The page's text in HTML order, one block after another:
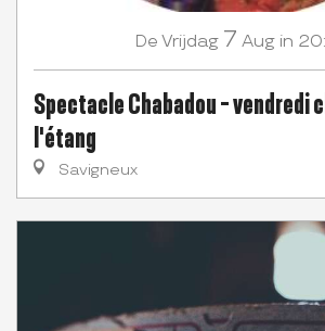
De Vrijdag 7 Aug in
Spectacle Chabadou - vendredi
l'étang
Savigneux